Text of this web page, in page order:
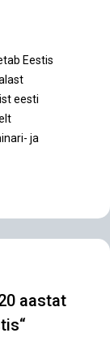
Eestis
eesti
ja
aastat